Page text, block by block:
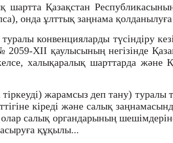
шартта Қазақстан
онда ұлттық заңнама
конвенцияларды түсіндіру
XII қаулысының негізінде
халықаралық шарттарда және
тіркеуді) жарамсыз деп тану)
кіреді және салық
салық органдарының
құқылы...